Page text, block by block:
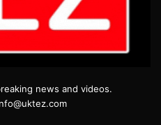
news and videos.